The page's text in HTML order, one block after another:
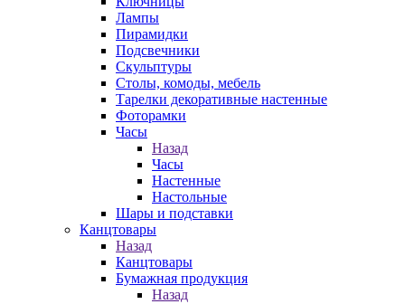
Лампы
Пирамидки
Подсвечники
Скульптуры
Столы, комоды, мебель
Тарелки декоративные настенные
Фоторамки
Часы
Назад
Часы
Настенные
Настольные
Шары и подставки
Канцтовары
Назад
Канцтовары
Бумажная продукция
Назад